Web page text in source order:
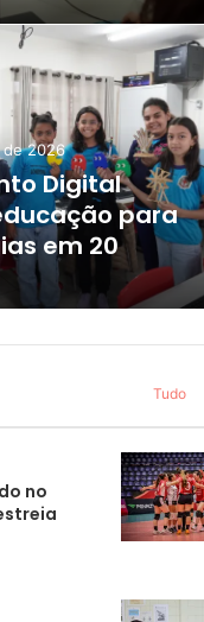
2026
Digital
para
em 20
Tudo
no